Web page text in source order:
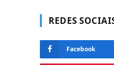
REDES
Facebook